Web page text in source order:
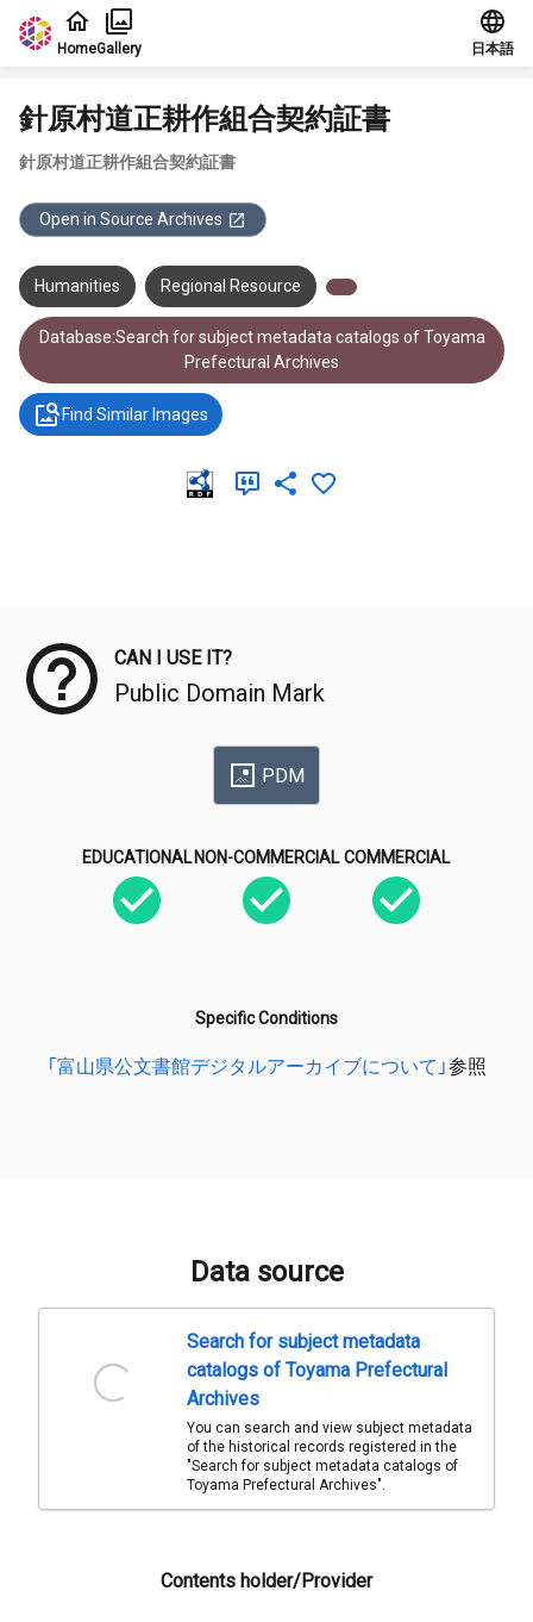
Jump to main content
HomeGallery 日本語
針原村道正耕作組合契約証書
針原村道正耕作組合契約証書
Open in Source Archives
Humanities Regional Resource
Database:Search for subject metadata catalogs of Toyama
Prefectural Archives
Find Similar Images
CAN I USE IT?
Public Domain Mark
PDM
EDUCATIONAL NON-COMMERCIAL COMMERCIAL
Specific Conditions
「富山県公文書館デジタルアーカイブについて」参照
Data source
Search for subject metadata
catalogs of Toyama Prefectural
Archives
You can search and view subject metadata
of the historical records registered in the
"Search for subject metadata catalogs of
Toyama Prefectural Archives".
Contents holder/Provider